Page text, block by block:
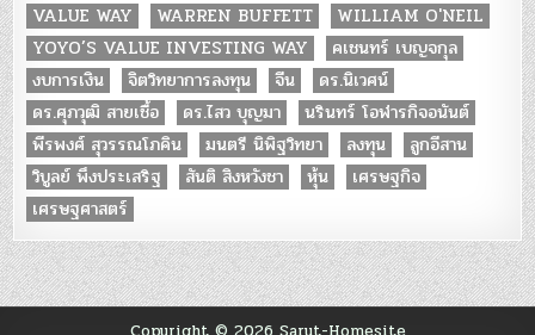
VALUE WAY
WARREN BUFFETT
WILLIAM O'NEIL
YOYO’S VALUE INVESTING WAY
คเชนทร์ เบญจกุล
งบการเงิน
จิตวิทยาการลงทุน จีน
ดร.นิเวศน์
ดร.ศุภวุฒิ สายเชื้อ
ดร.ไสว บุญมา
นรินทร์ โอฬารกิจอนันต์
พีรพงศ์ สุวรรณโภคิน
มนตรี นิพิฐวิทยา ลงทุน
ลูกอีสาน
วิบูลย์ พึงประเสริฐ
สันติ สิงหวังชา หุ้น
เศรษฐกิจ
เศรษฐศาสตร์